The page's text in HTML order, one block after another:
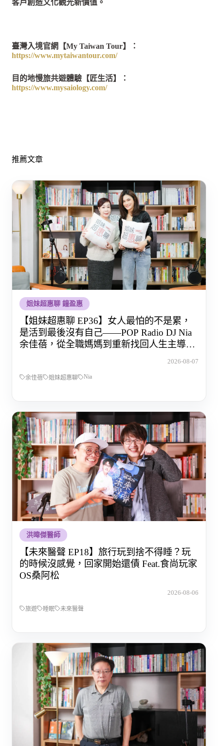
客戶創造文化觀光新價值。
臺灣入境官網【My Taiwan Tour】：
https://www.mytaiwantour.com/
目的地慢旅共遊體驗【匠生活】：
https://www.mysaiology.com/
推薦文章
姐妹超惠聊 鐘盈惠
【姐妹超惠聊 EP36】女人最怕的不是累，
是活到最後沒有自己——POP Radio DJ Nia
余佳蓓，從全職媽媽到重新找回人生主導權
2026-08-07
余佳蓓 姐妹超惠聊 Nia
洪暐傑醫師
【未來醫聲 EP18】旅行玩到捨不得睡？玩
的時候沒感覺，回家開始還債 Feat.食尚玩家
OS桑阿松
2026-08-06
旅遊 睡眠 未來醫聲